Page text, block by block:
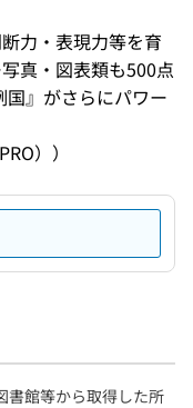
力・表現力等を育
真・図表類も500点
』がさらにパワー
））
書館等から取得した所